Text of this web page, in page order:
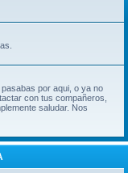
por aqui, o ya no
con tus compañeros,
saludar. Nos